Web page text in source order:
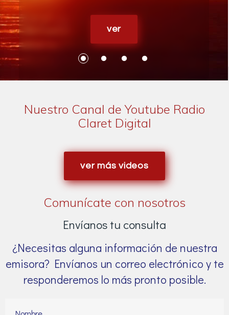
ver
Nuestro Canal de Youtube Radio
Claret Digital
ver más videos
Comunícate con nosotros
Envíanos tu consulta
¿Necesitas alguna información de nuestra
emisora? Envíanos un correo electrónico y te
responderemos lo más pronto posible.